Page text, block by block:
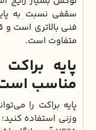
سقفی نسبت به
فنی بالاتری است و
متفاوت است.
پایه
مناسب
پایه براکت را
وزنی استفاده کنید؛